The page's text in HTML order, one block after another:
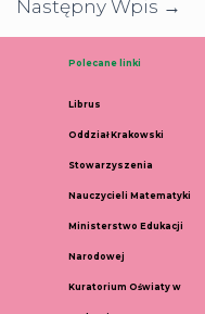
Następny Wpis →
Polecane linki
Librus
Oddział Krakowski
Stowarzyszenia
Nauczycieli Matematyki
Ministerstwo Edukacji
Narodowej
Kuratorium Oświaty w